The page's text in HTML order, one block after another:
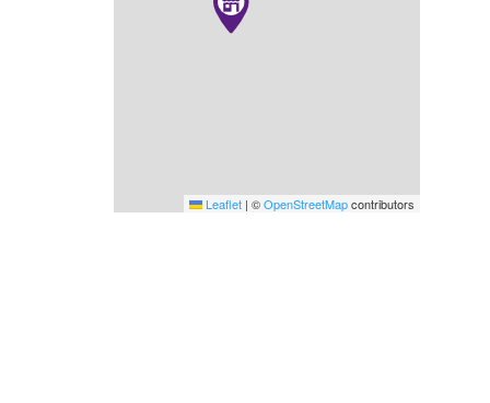
Leaflet | ©OpenStreetMapcontributors